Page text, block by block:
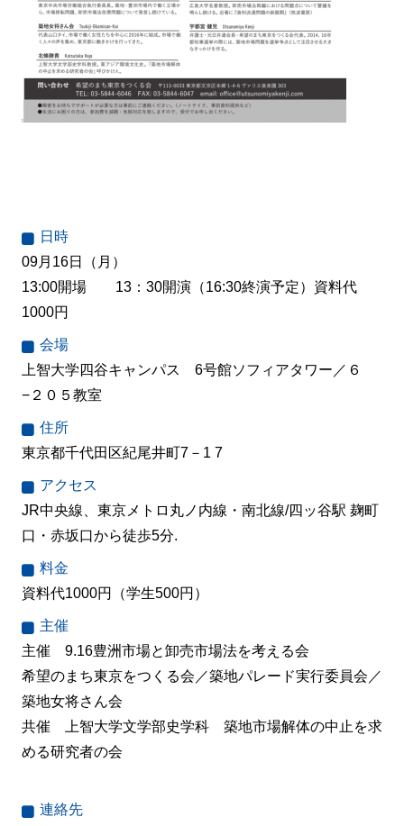
日時
09月16日（月）
13:00開場 13：30開演（16:30終演予定）資料代
1000円
会場
上智大学四谷キャンパス 6号館ソフィアタワー／６
−２０５教室
住所
東京都千代田区紀尾井町7－1 7
アクセス
JR中央線、東京メトロ丸ノ内線・南北線/四ッ谷駅 麹町
口・赤坂口から徒歩5分.
料金
資料代1000円（学生500円）
主催
主催 9.16豊洲市場と卸売市場法を考える会
希望のまち東京をつくる会／築地パレード実行委員会／
築地女将さん会
共催 上智大学文学部史学科 築地市場解体の中止を求
める研究者の会
連絡先